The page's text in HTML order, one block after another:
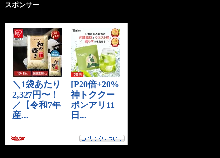
スポンサー